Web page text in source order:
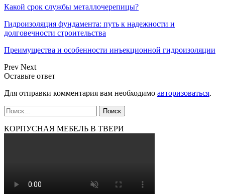
Какой срок службы металлочерепицы?
Гидроизоляция фундамента: путь к надежности и
долговечности строительства
Преимущества и особенности инъекционной гидроизоляции
Prev Next
Оставьте ответ
Для отправки комментария вам необходимо авторизоваться.
КОРПУСНАЯ МЕБЕЛЬ В ТВЕРИ